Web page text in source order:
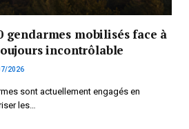
gendarmes mobilisés face à
incontrôlable
2026
sont actuellement engagés en
les…